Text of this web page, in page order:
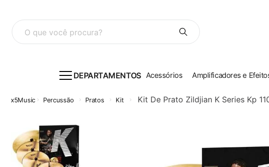
O que você procura?
DEPARTAMENTOS Acessórios Amplificadores e
Percussão Pratos Kit Kit De Prato Zildjian K Series Kp